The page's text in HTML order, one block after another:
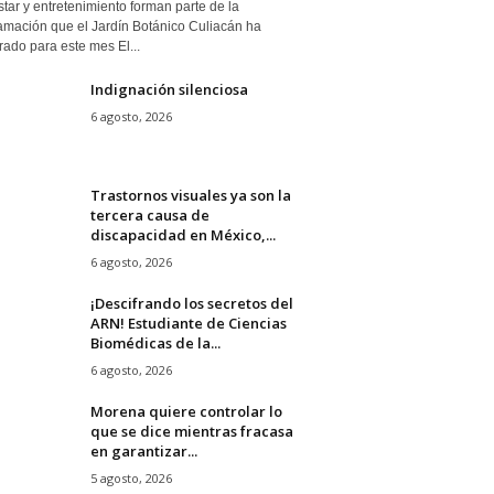
y entretenimiento forman parte de la
que el Jardín Botánico Culiacán ha
para este mes El...
Indignación silenciosa
6 agosto, 2026
Trastornos visuales ya son la
tercera causa de
discapacidad en México,...
6 agosto, 2026
¡Descifrando los secretos del
ARN! Estudiante de Ciencias
Biomédicas de la...
6 agosto, 2026
Morena quiere controlar lo
que se dice mientras fracasa
en garantizar...
5 agosto, 2026